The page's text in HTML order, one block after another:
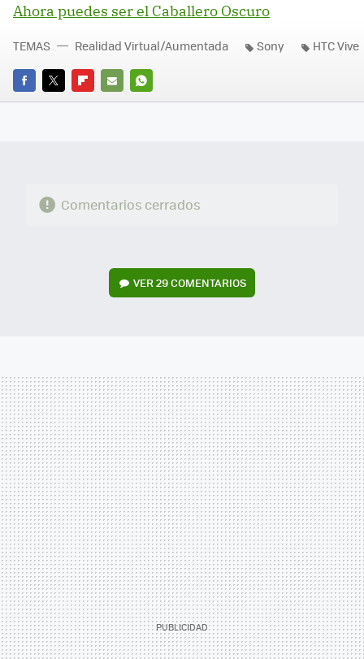
Ahora puedes ser el Caballero Oscuro
FACEBOOK
TWITTERFLIPBOARD
E-
WHATSAPP
TEMAS Realidad Virtual/Aumentada Sony HTC Vive
Comentarios cerrados
VER29 COMENTARIOS